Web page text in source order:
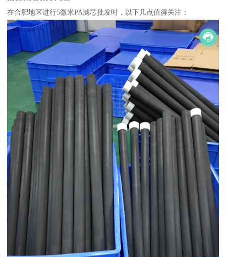
在合肥地区进行5微米PA滤芯批发时，以下几点值得关注：